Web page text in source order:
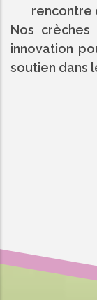
rencontre
Nos
innovation
soutien dans